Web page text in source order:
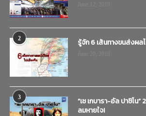
2 รู้จัก 6 เส้นทางขนส่งผล
3
“เช เกบารา-อัล ปาชิโน
ลมหายใจ!